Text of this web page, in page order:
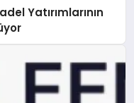
Yatırımlarının